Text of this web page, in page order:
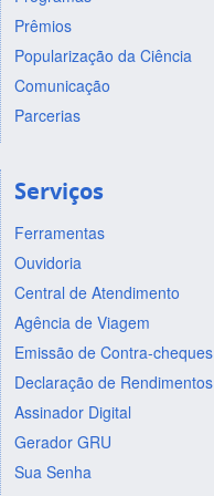
Prêmios
Popularização da Ciência
Comunicação
Parcerias
Serviços
Ferramentas
Ouvidoria
Central de Atendimento
Agência de Viagem
Emissão de Contra-cheques
Declaração de Rendimentos
Assinador Digital
Gerador GRU
Sua Senha